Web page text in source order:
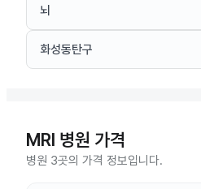
뇌
화성동탄구
MRI 병원 가격
병원 3곳의 가격 정보입니다.